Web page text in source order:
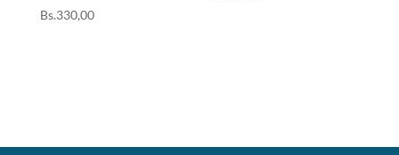
Bs.330,00